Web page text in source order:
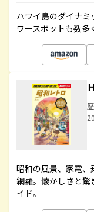
ハワイ島のダイナ
ワースポットも数多
昭和の風景、家電、
網羅。懐かしさと驚
イド。